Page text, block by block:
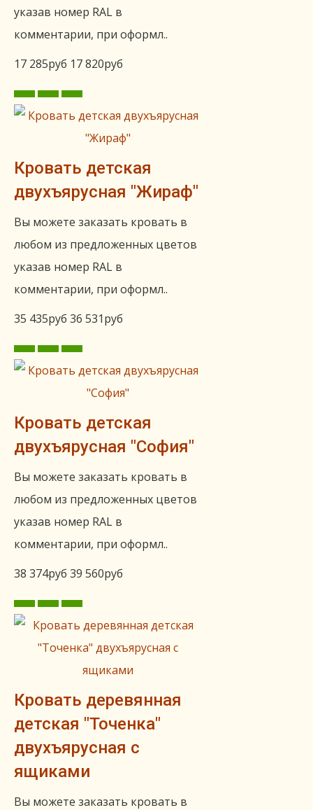
указав номер RAL в
комментарии, при оформл..
17 285руб 17 820руб
Кровать детская
двухъярусная "Жираф"
Вы можете заказать кровать в
любом из предложенных цветов
указав номер RAL в
комментарии, при оформл..
35 435руб 36 531руб
Кровать детская
двухъярусная "София"
Вы можете заказать кровать в
любом из предложенных цветов
указав номер RAL в
комментарии, при оформл..
38 374руб 39 560руб
Кровать деревянная
детская "Точенка"
двухъярусная с
ящиками
Вы можете заказать кровать в